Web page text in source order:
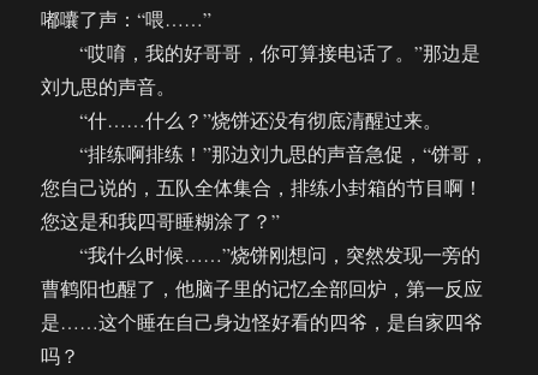
嘟囔了声：“喂……”
“哎唷，我的好哥哥，你可算接电话了。”那边是
刘九思的声音。
“什……什么？”烧饼还没有彻底清醒过来。
“排练啊排练！”那边刘九思的声音急促，“饼哥，
您自己说的，五队全体集合，排练小封箱的节目啊！
您这是和我四哥睡糊涂了？”
“我什么时候……”烧饼刚想问，突然发现一旁的
曹鹤阳也醒了，他脑子里的记忆全部回炉，第一反应
是……这个睡在自己身边怪好看的四爷，是自家四爷
吗？